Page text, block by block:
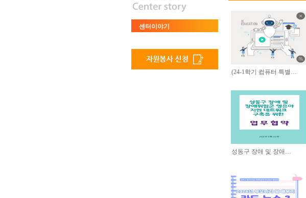
센터이야기
(24-1학기 컴퓨터 특별…
성동구 장애 및 장애…